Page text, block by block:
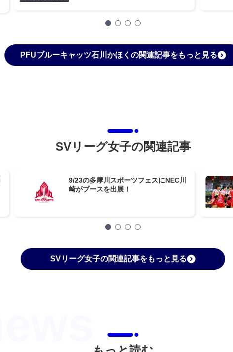
PFUブルーキャッツ石川かほくの関連記事をもっと見る
SVリーグ女子の関連記事
9/23の多摩川スポーツフェスにNEC川
崎がブースを出展！
SVリーグ女子の関連記事をもっと見る